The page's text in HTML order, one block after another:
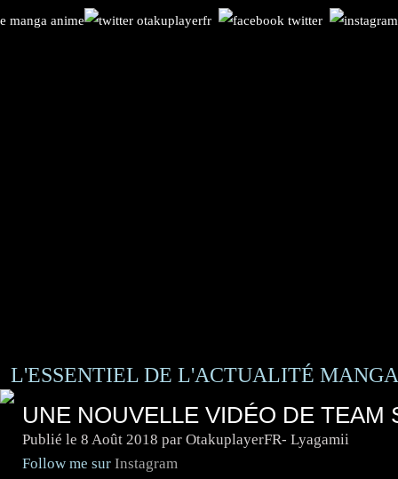
L'ESSENTIEL DE L'ACTUALITÉ
UNE NOUVELLE VIDÉO DE TEAM
Publié le 8 Août 2018 par OtakuplayerFR- Lyagamii
Follow me sur Instagram